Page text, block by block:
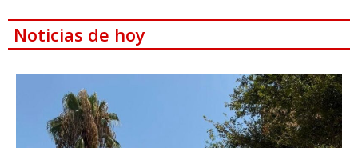
Noticias de hoy